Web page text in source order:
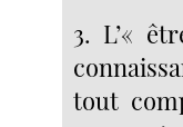
3. L’«
tout